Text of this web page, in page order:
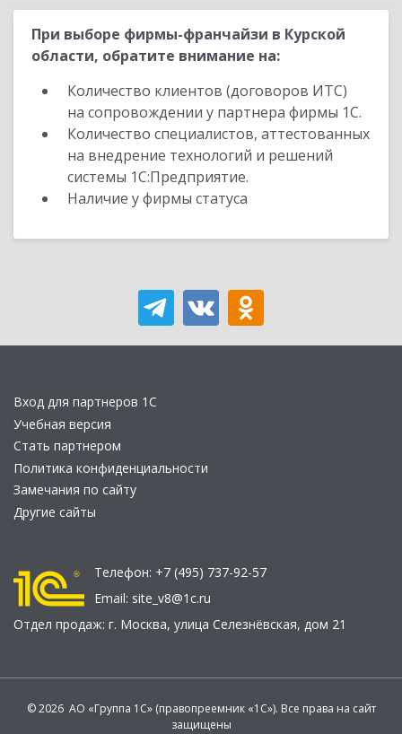
При выборе фирмы-франчайзи в Курской
области, обратите внимание на:
Количество клиентов (договоров ИТС)
на сопровождении у партнера фирмы 1С.
Количество специалистов, аттестованных
на внедрение технологий и решений
системы 1С:Предприятие.
Наличие у фирмы статуса
Вход для партнеров 1С
Учебная версия
Стать партнером
Политика конфиденциальности
Замечания по сайту
Другие сайты
Телефон: +7 (495) 737-92-57
Email: site_v8@1c.ru
Отдел продаж: г. Москва, улица Селезнёвская, дом 21
© 2026 АО «Группа 1С» (правопреемник «1С»). Все права на сайт
защищены